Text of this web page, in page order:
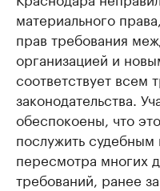
материального
прав требования
организацией и
соответствует всем
законодательства.
обеспокоены, что
послужить
пересмотра многих
требований, ранее